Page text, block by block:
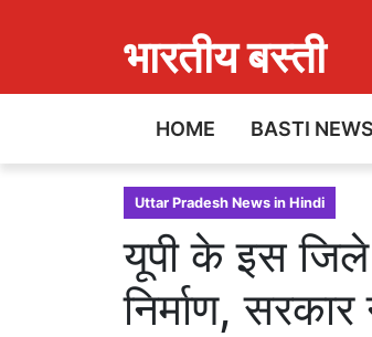
भारतीय बस्ती
HOME BASTI NEWS
Uttar Pradesh News in Hindi
यूपी के इस
निर्माण,